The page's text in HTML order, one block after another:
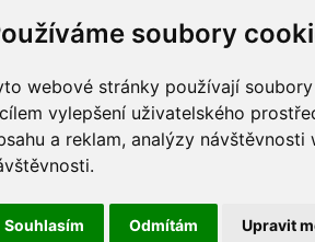
soubory
webové stránky používají
vylepšení uživatelského
a reklam, analýzy
Souhlasím Odmítám Upravit